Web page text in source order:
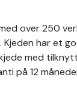
over 250
har et
med
på 12